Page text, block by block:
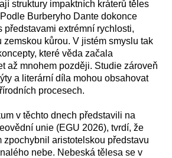
struktury impaktních kráterů těles
Burberyho Dante dokonce
představami extrémní rychlosti,
zemskou kůrou. V jistém smyslu tak
které věda začala
až mnohem později. Studie zároveň
a literární díla mohou obsahovat
procesech.
v těchto dnech představili na
unie (EGU 2026), tvrdí, že
zpochybnil aristotelskou představu
nebe. Nebeská tělesa se v